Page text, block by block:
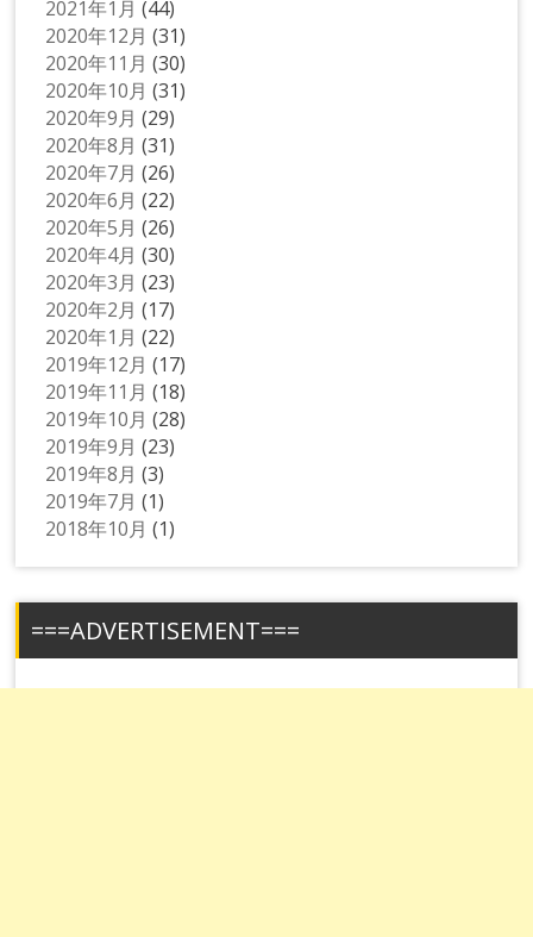
2021年1月 (44)
2020年12月 (31)
2020年11月 (30)
2020年10月 (31)
2020年9月 (29)
2020年8月 (31)
2020年7月 (26)
2020年6月 (22)
2020年5月 (26)
2020年4月 (30)
2020年3月 (23)
2020年2月 (17)
2020年1月 (22)
2019年12月 (17)
2019年11月 (18)
2019年10月 (28)
2019年9月 (23)
2019年8月 (3)
2019年7月 (1)
2018年10月 (1)
===ADVERTISEMENT===